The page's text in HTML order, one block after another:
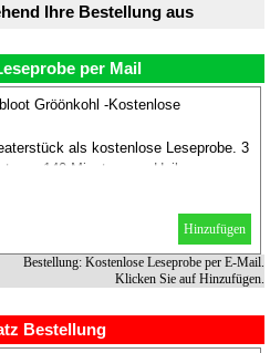
Ihre Bestellung aus
per Mail
Gröönkohl -Kostenlose
als kostenlose Leseprobe. 3
ca. 140 Minuten von Heiko
Hinzufügen
Bestellung: Kostenlose Leseprobe per E-Mail.
Klicken Sie auf Hinzufügen.
Bestellung